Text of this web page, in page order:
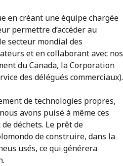
en créant une équipe chargée
permettre d’accéder au
secteur mondial des
et en collaborant avec nos
du Canada, la Corporation
des délégués commerciaux).
de technologies propres,
avons puisé à même ces
déchets. Le prêt de
de construire, dans la
usés, ce qui générera